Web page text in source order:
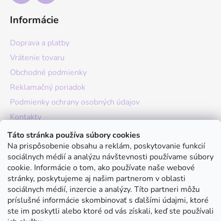
Táto stránka používa súbory cookies
Na prispôsobenie obsahu a reklám, poskytovanie funkcií
sociálnych médií a analýzu návštevnosti používame súbory
cookie. Informácie o tom, ako používate naše webové
stránky, poskytujeme aj našim partnerom v oblasti
sociálnych médií, inzercie a analýzy. Títo partneri môžu
príslušné informácie skombinovať s ďalšími údajmi, ktoré
ste im poskytli alebo ktoré od vás získali, keď ste používali
Informácie
Doprava a platby
Vrátenie tovaru
Obchodné podmienky
Reklamačný poriadok
Podmienky ochrany osobných údajov
Kontakty
O nás
Hodnotenie obchodu
Moja objednávka
Instagram